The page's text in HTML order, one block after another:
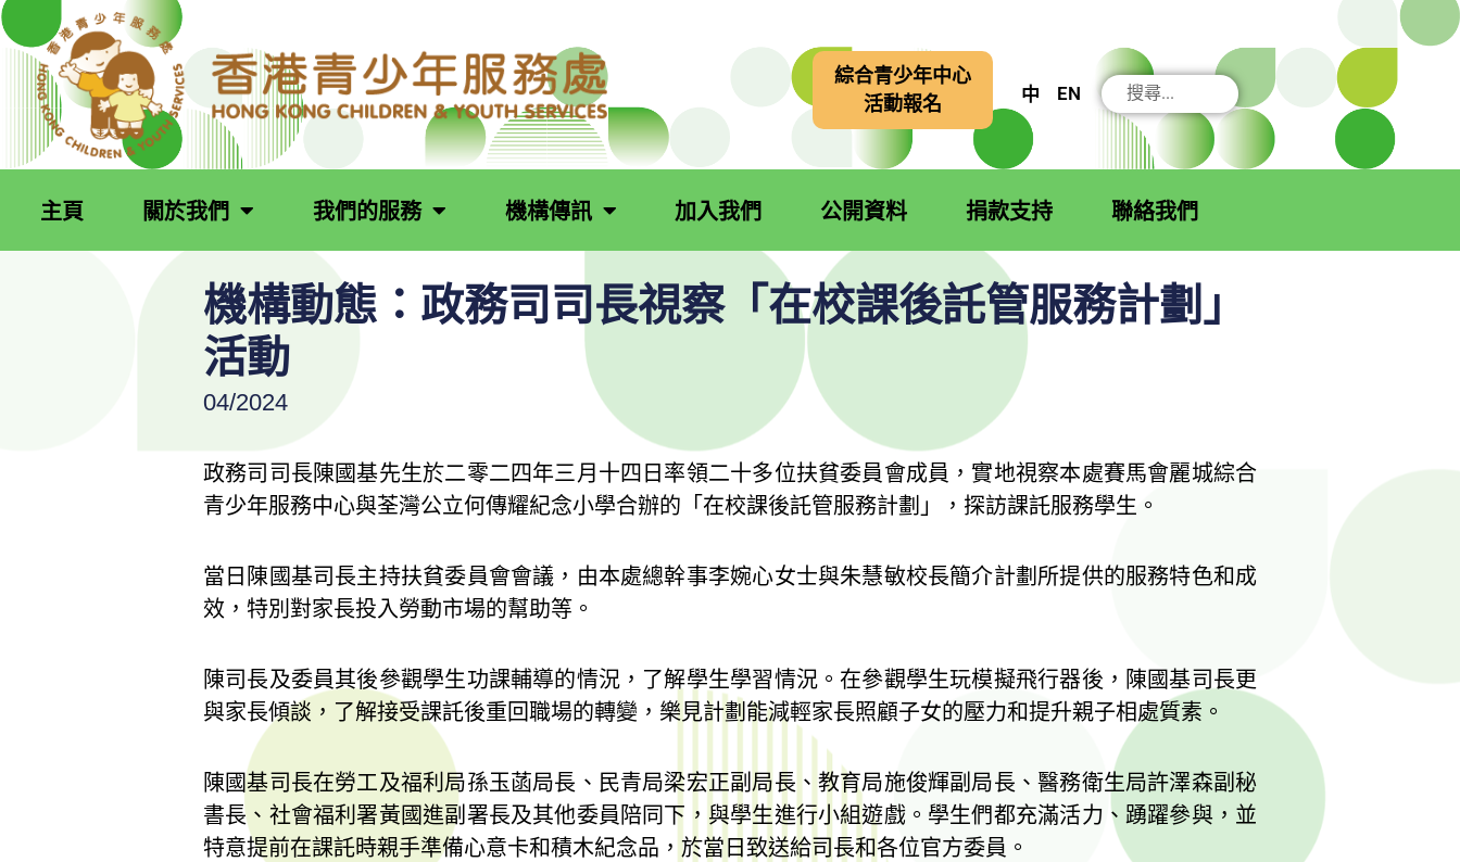
跳
至
綜合青少年中心
活動報名
中 EN
搜
尋
主頁 關於我們 我們的服務 機構傳訊 加入我們 公開資料 捐款支持 聯絡我們
機構動態：政務司司長視察「在校課後託管服務計劃」
活動
04/2024
政務司司長陳國基先生於二零二四年三月十四日率領二十多位扶貧委員會成員，實地視察本處賽馬會麗城綜合
青少年服務中心與荃灣公立何傳耀紀念小學合辦的「在校課後託管服務計劃」，探訪課託服務學生。
當日陳國基司長主持扶貧委員會會議，由本處總幹事李婉心女士與朱慧敏校長簡介計劃所提供的服務特色和成
效，特別對家長投入勞動市場的幫助等。
陳司長及委員其後參觀學生功課輔導的情況，了解學生學習情況。在參觀學生玩模擬飛行器後，陳國基司長更
與家長傾談，了解接受課託後重回職場的轉變，樂見計劃能減輕家長照顧子女的壓力和提升親子相處質素。
陳國基司長在勞工及福利局孫玉菡局長、民青局梁宏正副局長、教育局施俊輝副局長、醫務衛生局許澤森副秘
書長、社會福利署黃國進副署長及其他委員陪同下，與學生進行小組遊戲。學生們都充滿活力、踴躍參與，並
特意提前在課託時親手準備心意卡和積木紀念品，於當日致送給司長和各位官方委員。